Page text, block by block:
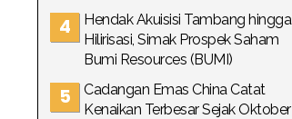
Hendak Akuisisi Tambang hingga
Hilirisasi, Simak Prospek Saham
Bumi Resources (BUMI)
Cadangan Emas China Catat
Kenaikan Terbesar Sejak Oktober